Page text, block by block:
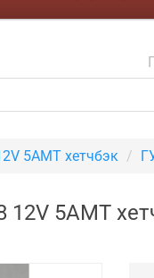
5AMT хетчбэк
12V 5AMT